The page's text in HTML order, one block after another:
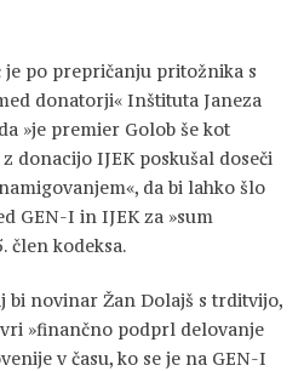
po prepričanju pritožnika s
donatorji« Inštituta Janeza
»je premier Golob še kot
donacijo IJEK poskušal doseči
da bi lahko šlo
GEN-I in IJEK za »sum
člen kodeksa.
bi novinar Žan Dolajš s trditvijo,
»finančno podprl delovanje
v času, ko se je na GEN-I